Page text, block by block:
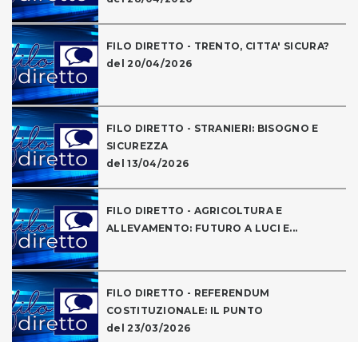
FILO DIRETTO - TRENTO, CITTA' SICURA?
del 20/04/2026
FILO DIRETTO - STRANIERI: BISOGNO E
SICUREZZA
del 13/04/2026
FILO DIRETTO - AGRICOLTURA E
ALLEVAMENTO: FUTURO A LUCI E...
FILO DIRETTO - REFERENDUM
COSTITUZIONALE: IL PUNTO
del 23/03/2026